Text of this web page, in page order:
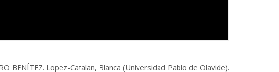
BENÍTEZ. Lopez-Catalan, Blanca (Universidad Pablo de Olavide).